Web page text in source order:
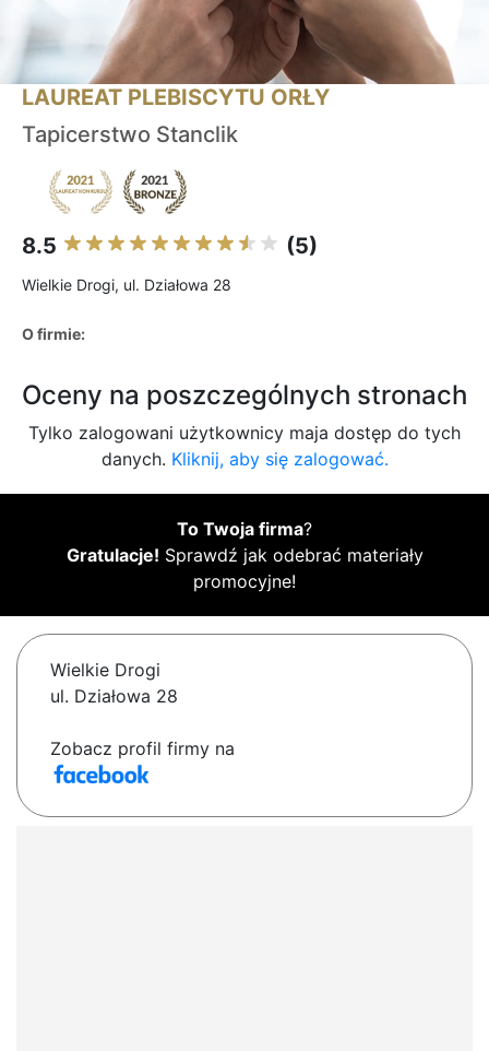
LAUREAT PLEBISCYTU ORŁY
Tapicerstwo Stanclik
8.5 (5)
Wielkie Drogi, ul. Działowa 28
O firmie:
Oceny na poszczególnych stronach
Tylko zalogowani użytkownicy maja dostęp do tych
danych. Kliknij, aby się zalogować.
To Twoja firma?
Gratulacje! Sprawdź jak odebrać materiały
promocyjne!
Wielkie Drogi
ul. Działowa 28
Zobacz profil firmy na